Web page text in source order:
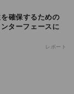
ターフェースに
レポート